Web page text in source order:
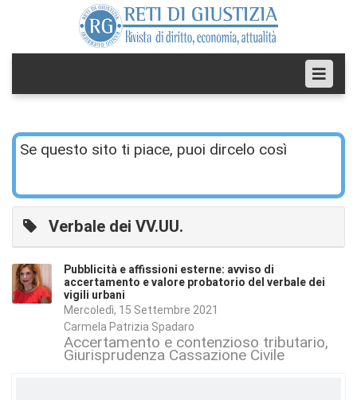
Se questo sito ti piace, puoi dircelo così
Verbale dei VV.UU.
Pubblicità e affissioni esterne: avviso di
accertamento e valore probatorio del verbale dei
vigili urbani
Mercoledì, 15 Settembre 2021
Carmela Patrizia Spadaro
Accertamento e contenzioso tributario
Giurisprudenza Cassazione Civile